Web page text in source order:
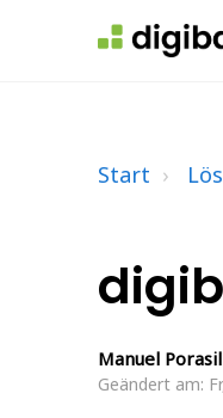
Start
Manuel Porasil
Geändert am: